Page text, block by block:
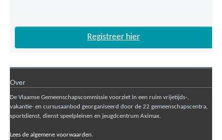
Registreer hier
Over
De Vlaamse Gemeenschapscommissie voorziet in een ruim vrijetijds-,
vakantie- en cursusaanbod georganiseerd door de 22 gemeenschapscentra,
sportdienst, dienst speelpleinen en jeugdcentrum Aximax.
Lees de algemene voorwaarden.